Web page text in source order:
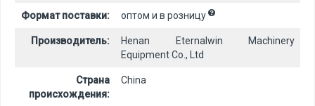
Формат поставки: оптом и в розницу
Производитель:
Henan Eternalwin Machinery
Equipment Co., Ltd
Страна
происхождения:
China